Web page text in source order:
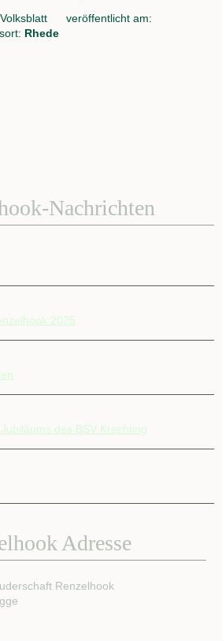
Volksblatt veröffentlicht am:
Rhede
Nachrichten
2025
des BSV Krechting
Adresse
Renzelhook